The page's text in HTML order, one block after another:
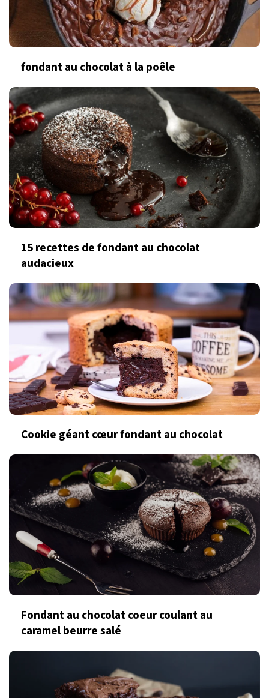
fondant au chocolat à la poêle
15 recettes de fondant au chocolat
audacieux
Cookie géant cœur fondant au chocolat
Fondant au chocolat coeur coulant au
caramel beurre salé